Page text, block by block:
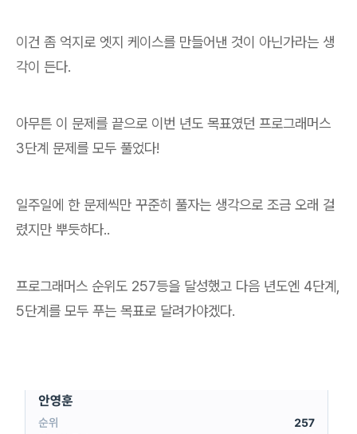
이건 좀 억지로 엣지 케이스를 만들어낸 것이 아닌가라는 생
각이 든다.
아무튼 이 문제를 끝으로 이번 년도 목표였던 프로그래머스
3단계 문제를 모두 풀었다!
일주일에 한 문제씩만 꾸준히 풀자는 생각으로 조금 오래 걸
렸지만 뿌듯하다..
프로그래머스 순위도 257등을 달성했고 다음 년도엔 4단계,
5단계를 모두 푸는 목표로 달려가야겠다.